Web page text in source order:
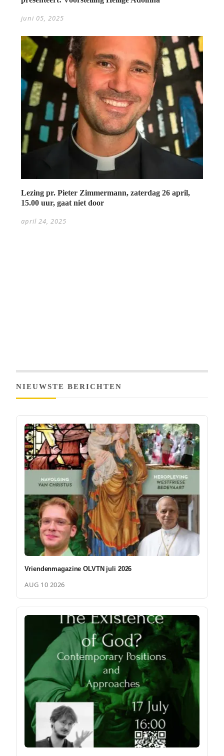
juni 05, 2025
Lezing pr. Pieter Zimmermann, zaterdag 26 april,
15.00 uur, gaat niet door
april 24, 2025
NIEUWSTE BERICHTEN
Vriendenmagazine OLVTN juli 2026
AUG 10 2026